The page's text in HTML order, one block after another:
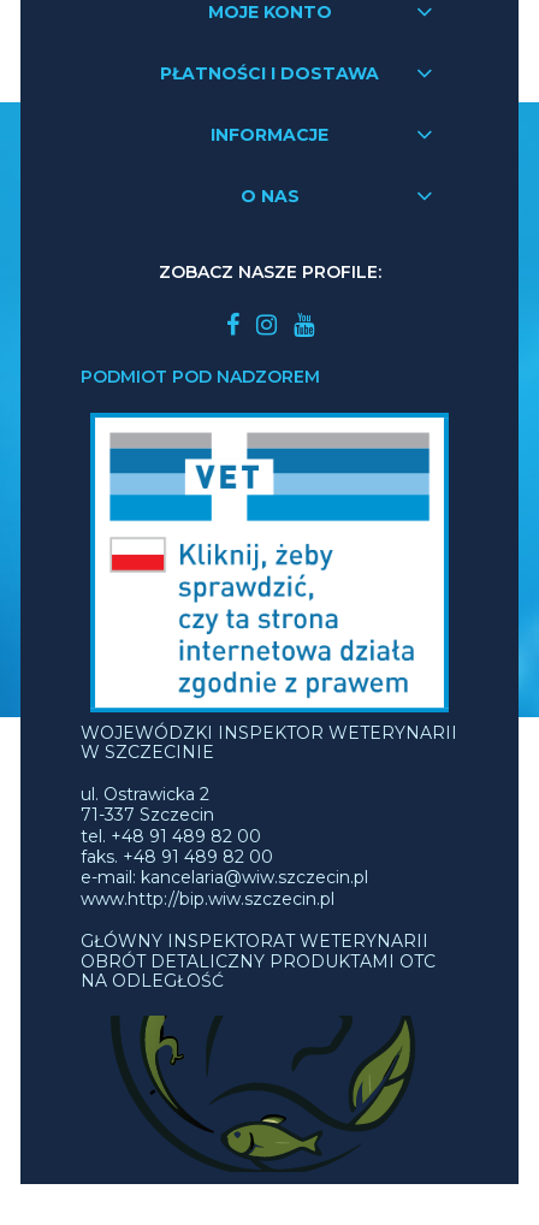
MOJE KONTO
PŁATNOŚCI I DOSTAWA
INFORMACJE
O NAS
ZOBACZ NASZE PROFILE:
PODMIOT POD NADZOREM
WOJEWÓDZKI INSPEKTOR WETERYNARII
W SZCZECINIE
ul. Ostrawicka 2
71-337 Szczecin
tel. +48 91 489 82 00
faks. +48 91 489 82 00
e-mail: kancelaria@wiw.szczecin.pl
www.http://bip.wiw.szczecin.pl
GŁÓWNY INSPEKTORAT WETERYNARII
OBRÓT DETALICZNY PRODUKTAMI OTC
NA ODLEGŁOŚĆ